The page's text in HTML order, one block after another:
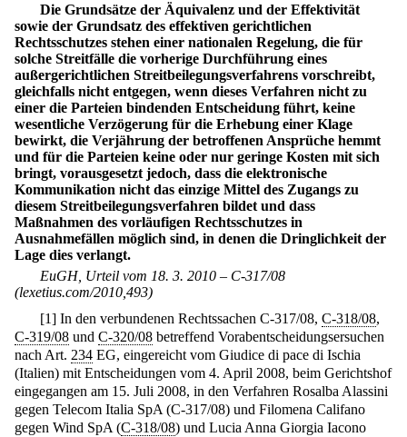
Die Grundsätze der Äquivalenz und der Effektivität
sowie der Grundsatz des effektiven gerichtlichen
Rechtsschutzes stehen einer nationalen Regelung, die für
solche Streitfälle die vorherige Durchführung eines
außergerichtlichen Streitbeilegungsverfahrens vorschreibt,
gleichfalls nicht entgegen, wenn dieses Verfahren nicht zu
einer die Parteien bindenden Entscheidung führt, keine
wesentliche Verzögerung für die Erhebung einer Klage
bewirkt, die Verjährung der betroffenen Ansprüche hemmt
und für die Parteien keine oder nur geringe Kosten mit sich
bringt, vorausgesetzt jedoch, dass die elektronische
Kommunikation nicht das einzige Mittel des Zugangs zu
diesem Streitbeilegungsverfahren bildet und dass
Maßnahmen des vorläufigen Rechtsschutzes in
Ausnahmefällen möglich sind, in denen die Dringlichkeit der
Lage dies verlangt.
EuGH, Urteil vom 18. 3. 2010 – C-317/08
(lexetius.com/2010,493)
[1] In den verbundenen Rechtssachen C-317/08,C-318/08,
C-319/08 und C-320/08 betreffend Vorabentscheidungsersuchen
nach Art. 234 EG, eingereicht vom Giudice di pace di Ischia
(Italien) mit Entscheidungen vom 4. April 2008, beim Gerichtshof
eingegangen am 15. Juli 2008, in den Verfahren Rosalba Alassini
gegen Telecom Italia SpA (C-317/08) und Filomena Califano
gegen Wind SpA (C-318/08) und Lucia Anna Giorgia Iacono